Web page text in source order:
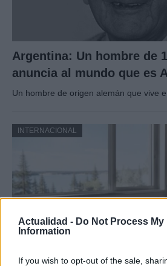
Actualidad - Do Not Process My
Information
If you wish to opt-out of the sale,
Argentina: Un hombre de
anuncia al mundo que es
Un hombre de origen alemán que vive
INTERNACIONAL